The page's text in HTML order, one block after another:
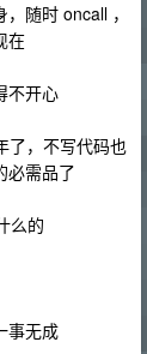
随时 oncall ，
在
不开心
了，不写代码也
必需品了
么的
事无成